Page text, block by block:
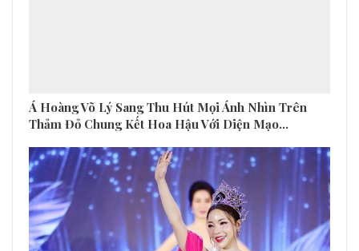
Á Hoàng Võ Lý Sang Thu Hút Mọi Ánh Nhìn Trên
Thảm Đỏ Chung Kết Hoa Hậu Với Diện Mạo…